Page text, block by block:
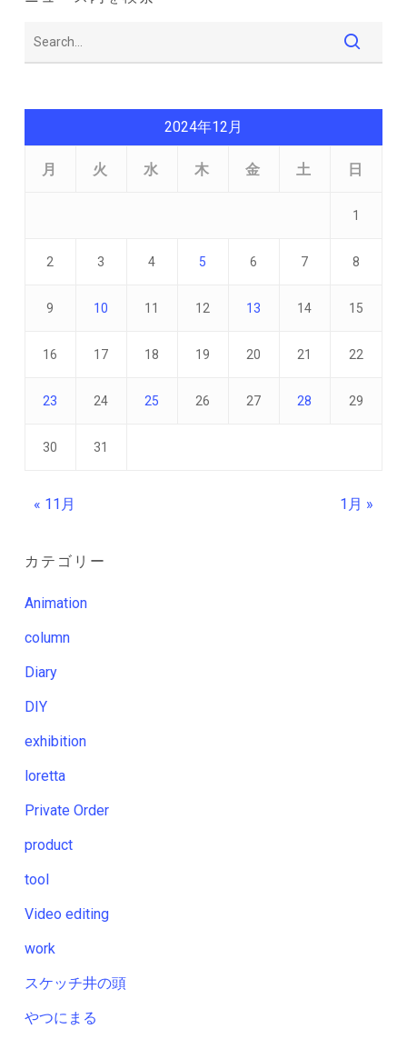
2024年12月
月 火 水 木 金 土 日
1
2 3 4 5 6 7 8
9 10 11 12 13 14 15
16 17 18 19 20 21 22
23 24 25 26 27 28 29
30 31
« 11月 1月 »
カテゴリー
Animation
column
Diary
DIY
exhibition
loretta
Private Order
product
tool
Video editing
work
スケッチ井の頭
やつにまる